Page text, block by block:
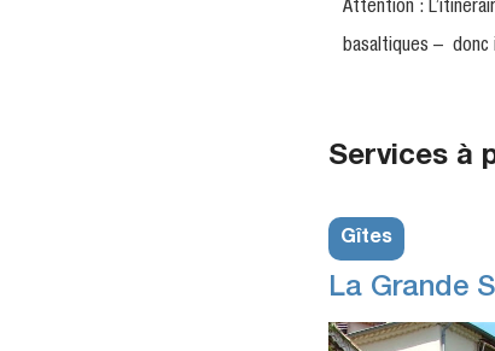
Attention :
basaltiques – donc
Services à
Gîtes
La Grande